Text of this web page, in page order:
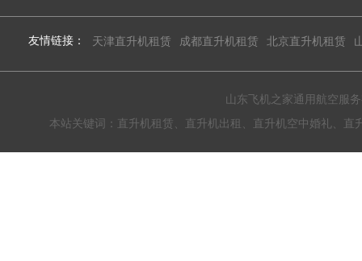
友情链接： 天津直升机租赁 成都直升机租赁 北京直升机租赁
山东飞机之家通用航空服
本站关键词：直升机租赁、直升机出租、直升机空中婚礼、